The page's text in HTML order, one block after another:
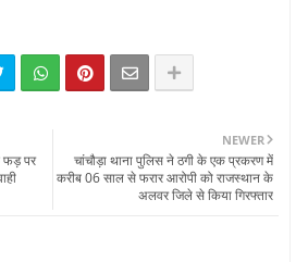
NEWER
चांचौड़ा थाना पुलिस ने ठगी के एक प्रकरण में
करीब 06 साल से फरार आरोपी को राजस्थान के
अलवर जिले से किया गिरफ्तार
फड़ पर